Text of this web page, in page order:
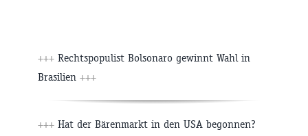
+++ Rechtspopulist Bolsonaro gewinnt Wahl in
Brasilien +++
+++ Hat der Bärenmarkt in den USA begonnen?